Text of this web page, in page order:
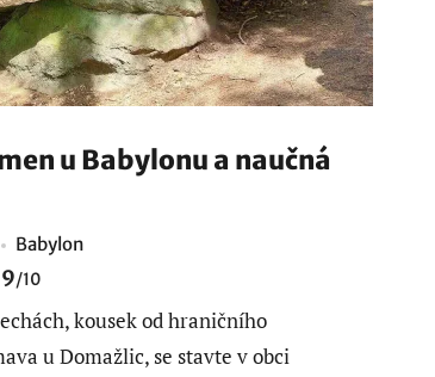
u Babylonu a naučná
Babylon
9/10
kousek od hraničního
u Domažlic, se stavte v obci